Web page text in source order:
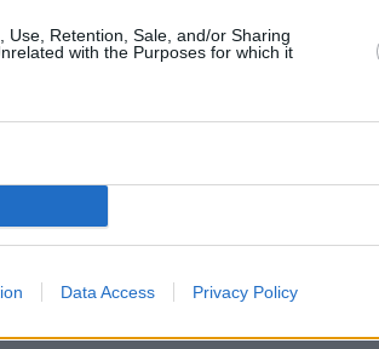
Use, Retention, Sale, and/or Sharing
with the Purposes for which it
Data Access Privacy Policy
Google Newsκαι μάθετε πρώτοι
Ειδήσεις Δημοφιλή